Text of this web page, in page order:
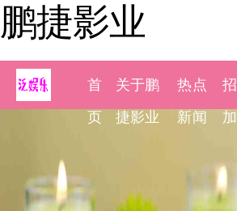
鹏捷影业
首
页
关于鹏
捷影业
热点
新闻